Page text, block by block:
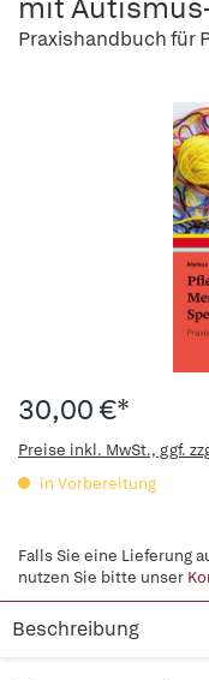
mit
Praxishandbuch für
30,00 €*
Preise inkl. MwSt., ggf.
in Vorbereitung
Falls Sie eine Lieferung
nutzen Sie bitte unser
Beschreibung